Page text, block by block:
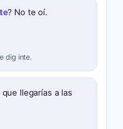
? No te oí.
dig inte.
que llegarías a las